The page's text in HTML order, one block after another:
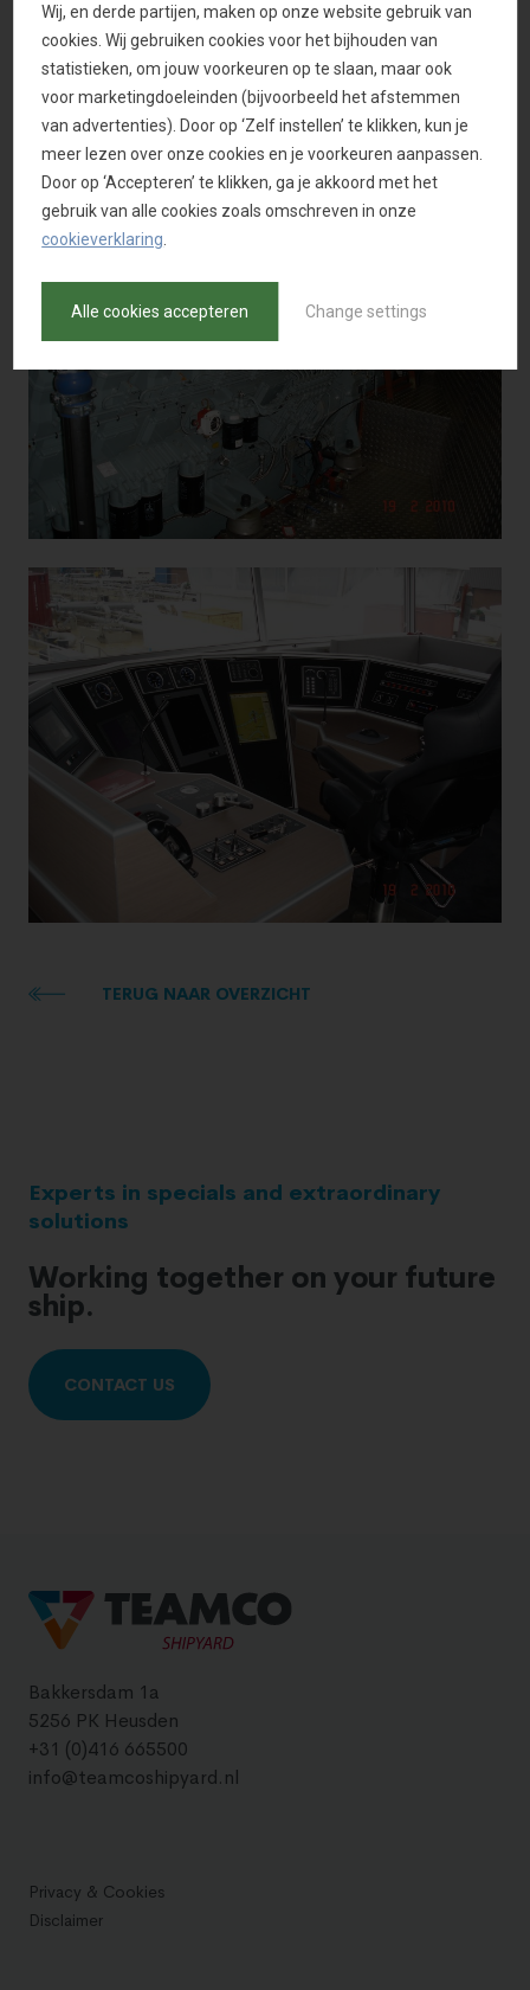
TERUG NAAR OVERZICHT
Experts in specials and extraordinary
solutions
Working together on your future
ship.
CONTACT US
Bakkersdam 1a
5256 PK Heusden
+31 (0)416 665500
info@teamcoshipyard.nl
Privacy & Cookies
Disclaimer
Wij, en derde partijen, maken op onze website gebruik van
cookies. Wij gebruiken cookies voor het bijhouden van
statistieken, om jouw voorkeuren op te slaan, maar ook
voor marketingdoeleinden (bijvoorbeeld het afstemmen
van advertenties). Door op ‘Zelf instellen’ te klikken, kun je
meer lezen over onze cookies en je voorkeuren aanpassen.
Door op ‘Accepteren’ te klikken, ga je akkoord met het
gebruik van alle cookies zoals omschreven in onze
cookieverklaring
Alle cookies accepteren Change settings